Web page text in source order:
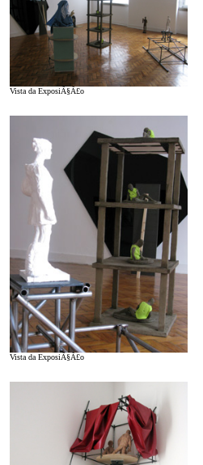
Vista da ExposiÃ§Ã£o
Vista da ExposiÃ§Ã£o